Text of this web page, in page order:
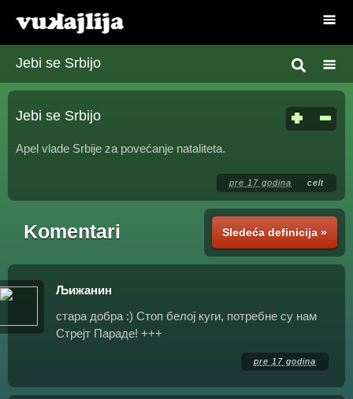
Jebi se Srbijo
Jebi se Srbijo
Apel vlade Srbije za povećanje nataliteta.
pre 17 godina celt
Sledeća definicija »
Komentari
Љижанин
стара добра :) Стоп белој куги, потребне су нам
Стрејт Параде! +++
pre 17 godina